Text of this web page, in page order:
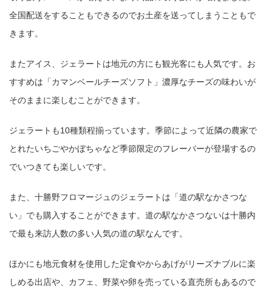
全国配送をすることもできるのでお土産を送ってしまうこともで
きます。
またアイス、ジェラートは地元の方にも観光客にも人気です。お
すすめは「カマンベールチーズソフト」濃厚なチーズの味わいが
そのままに楽しむことができます。
ジェラートも10種類程揃っています。季節によって近隣の農家で
とれたいちごやかぼちゃなど季節限定のフレーバーが登場するの
でいつきても楽しいです。
また、十勝野フロマージュのジェラートは「道の駅なかさつな
い」でも購入することができます。道の駅なかさつないは十勝内
で最も来訪人数の多い人気の道の駅なんです。
ほかにも地元食材を使用した定食やからあげがリーズナブルに楽
しめる出店や、カフェ、野菜や卵を売っている直売所もあるので